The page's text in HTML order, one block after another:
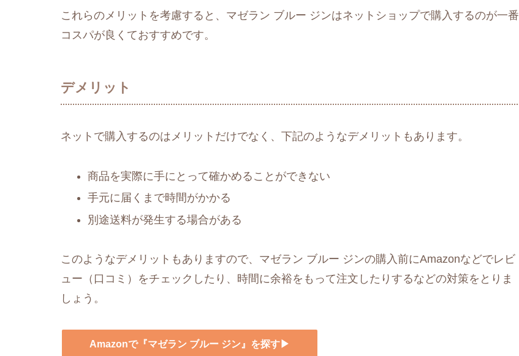
これらのメリットを考慮すると、マゼラン ブルー ジンはネットショップで購入するのが一番
コスパが良くておすすめです。
デメリット
ネットで購入するのはメリットだけでなく、下記のようなデメリットもあります。
商品を実際に手にとって確かめることができない
手元に届くまで時間がかかる
別途送料が発生する場合がある
このようなデメリットもありますので、マゼラン ブルー ジンの購入前にAmazonなどでレビ
ュー（口コミ）をチェックしたり、時間に余裕をもって注文したりするなどの対策をとりま
しょう。
Amazonで『マゼラン ブルー ジン』を探す▶